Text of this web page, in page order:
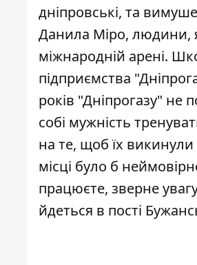
дніпровські, та
Данила Міро, людини,
міжнародній арені.
підприємства
років "Дніпрогазу" не
собі мужність
на те, щоб їх
місці було б
працюєте, зверне
йдеться в пості